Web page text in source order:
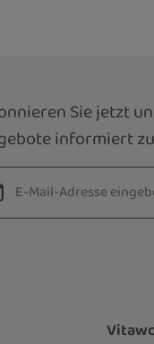
Sie jetzt
informiert
Adresse*
bin mit ihnen